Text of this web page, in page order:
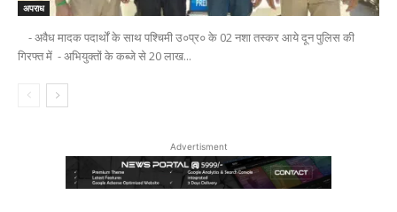
अपराध
- अवैध मादक पदार्थों के साथ पश्चिमी उ०प्र० के 02 नशा तस्कर आये दून पुलिस की
गिरफ्त में - अभियुक्तों के कब्जे से 20 लाख...
Advertisment